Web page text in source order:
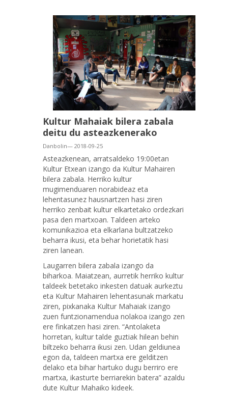
Kultur Mahaiak bilera zabala
deitu du asteazkenerako
Danbolin— 2018-09-25
Asteazkenean, arratsaldeko 19:00etan
Kultur Etxean izango da Kultur Mahairen
bilera zabala. Herriko kultur
mugimenduaren norabideaz eta
lehentasunez hausnartzen hasi ziren
herriko zenbait kultur elkartetako ordezkari
pasa den martxoan. Taldeen arteko
komunikazioa eta elkarlana bultzatzeko
beharra ikusi, eta behar horietatik hasi
ziren lanean.
Laugarren bilera zabala izango da
biharkoa. Maiatzean, aurretik herriko kultur
taldeek betetako inkesten datuak aurkeztu
eta Kultur Mahairen lehentasunak markatu
ziren, pixkanaka Kultur Mahaiak izango
zuen funtzionamendua nolakoa izango zen
ere finkatzen hasi ziren. “Antolaketa
horretan, kultur talde guztiak hilean behin
biltzeko beharra ikusi zen. Udan geldiunea
egon da, taldeen martxa ere gelditzen
delako eta bihar hartuko dugu berriro ere
martxa, ikasturte berriarekin batera” azaldu
dute Kultur Mahaiko kideek.